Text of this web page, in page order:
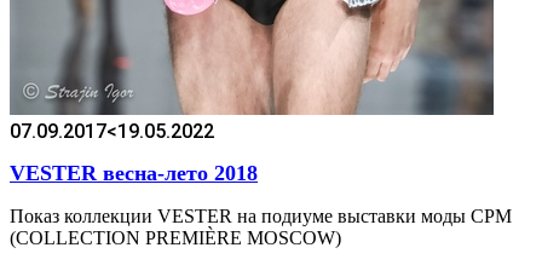
07.09.2017<19.05.2022
VESTER весна-лето 2018
Показ коллекции VESTER на подиуме выставки моды CPM
(COLLECTION PREMIÈRE MOSCOW)